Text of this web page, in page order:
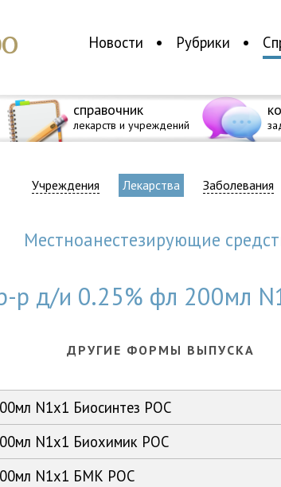
Новости Рубрики
справочник
лекарств и учреждений
Учреждения Лекарства Заболевания
Местноанестезирующие
р д/и 0.25% фл 200мл
ДРУГИЕ ФОРМЫ ВЫПУСКА
N1x1 Биосинтез РОС
N1x1 Биохимик РОС
N1x1 БМК РОС